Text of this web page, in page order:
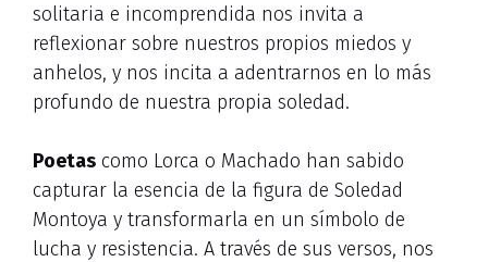
solitaria e incomprendida nos invita a
reflexionar sobre nuestros propios miedos y
anhelos, y nos incita a adentrarnos en lo más
profundo de nuestra propia soledad.
Poetas como Lorca o Machado han sabido
capturar la esencia de la figura de Soledad
Montoya y transformarla en un símbolo de
lucha y resistencia. A través de sus versos, nos